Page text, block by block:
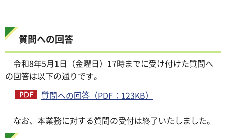
質問への回答
令和8年5月1日（金曜日）17時までに受け付けた質問へ
の回答は以下の通りです。
質問への回答（PDF：123KB）
なお、本業務に対する質問の受付は終了いたしました。